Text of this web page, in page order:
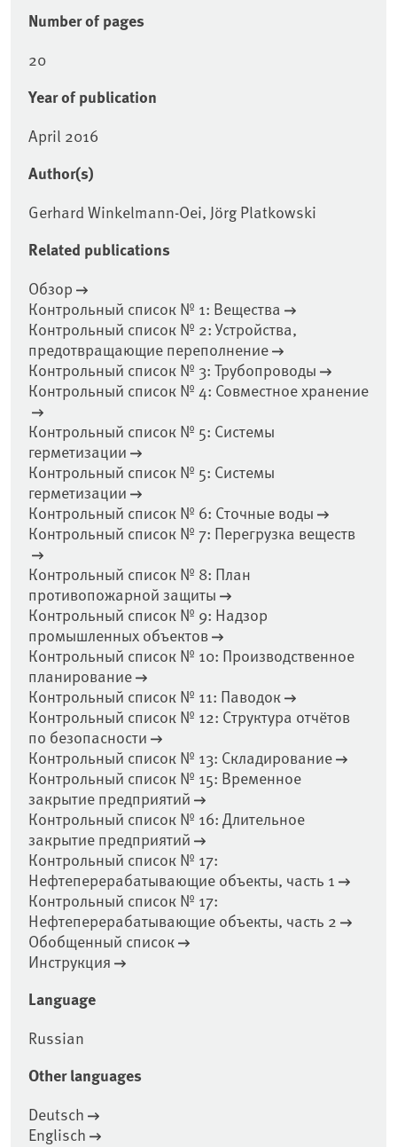
Number of pages
20
Year of publication
April 2016
Author(s)
Gerhard Winkelmann-Oei, Jörg Platkowski
Related publications
Обзор
Контрольный список № 1: Вещества
Контрольный список № 2: Устройства,
предотвращающие переполнение
Контрольный список № 3: Трубопроводы
Контрольный список № 4: Совместное хранение
Контрольный список № 5: Системы
герметизации
Контрольный список № 5: Системы
герметизации
Контрольный список № 6: Сточные воды
Контрольный список № 7: Перегрузка веществ
Контрольный список № 8: План
противопожарной защиты
Контрольный список № 9: Надзор
промышленных объектов
Контрольный список № 10: Производственное
планирование
Контрольный список № 11: Паводок
Контрольный список № 12: Структура отчётов
по безопасности
Контрольный список № 13: Складирование
Контрольный список № 15: Временное
закрытие предприятий
Контрольный список № 16: Длительное
закрытие предприятий
Контрольный список № 17:
Нефтеперерабатывающие объекты, часть 1
Контрольный список № 17:
Нефтеперерабатывающие объекты, часть 2
Обобщенный список
Инструкция
Language
Russian
Other languages
Deutsch
Englisch